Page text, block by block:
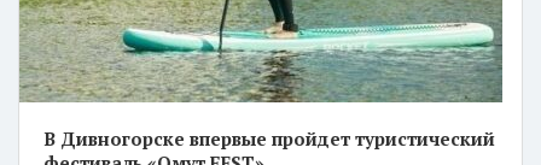
В Дивногорске впервые пройдет туристический